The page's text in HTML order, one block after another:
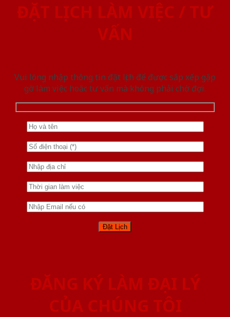
ĐẶT LỊCH LÀM VIỆC / TƯ
VẤN
Vui lòng nhập thông tin đặt lịch để được sắp xếp gặp
gỡ làm việc hoăc tư vấn mà không phải chờ đợi.
ĐĂNG KÝ LÀM ĐẠI LÝ
CỦA CHÚNG TÔI